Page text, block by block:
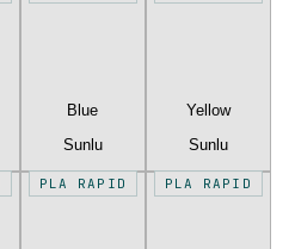
Blue
Sunlu
Yellow
Sunlu
PLA RAPID PLA RAPID